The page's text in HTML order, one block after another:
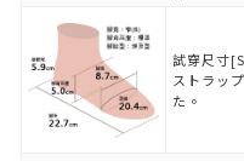
試穿尺寸
ストラッ
た。